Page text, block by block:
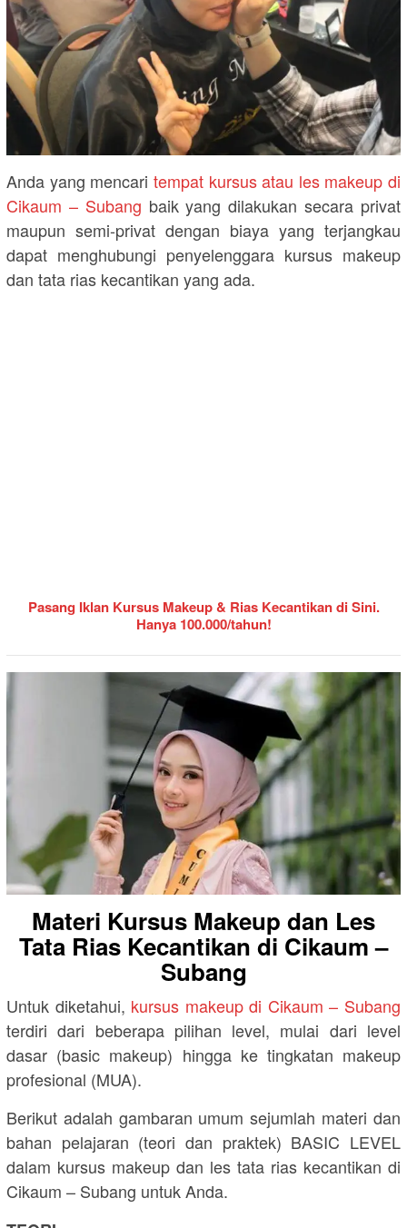
Anda yang mencari tempat kursus atau les makeup di
Cikaum – Subang baik yang dilakukan secara privat
maupun semi-privat dengan biaya yang terjangkau
dapat menghubungi penyelenggara kursus makeup
dan tata rias kecantikan yang ada.
Pasang Iklan Kursus Makeup & Rias Kecantikan di Sini.
Hanya 100.000/tahun!
Materi Kursus Makeup dan Les
Tata Rias Kecantikan di Cikaum –
Subang
Untuk diketahui, kursus makeup di Cikaum – Subang
terdiri dari beberapa pilihan level, mulai dari level
dasar (basic makeup) hingga ke tingkatan makeup
profesional (MUA).
Berikut adalah gambaran umum sejumlah materi dan
bahan pelajaran (teori dan praktek) BASIC LEVEL
dalam kursus makeup dan les tata rias kecantikan di
Cikaum – Subang untuk Anda.